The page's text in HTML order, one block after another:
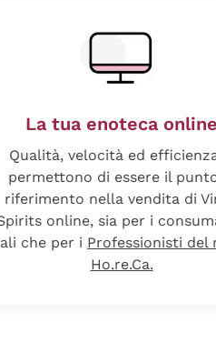
La tua enoteca online
Qualità, velocità ed
permettono di essere il
riferimento nella vendita di
online, sia per i
che per i Professionisti del
Ho.re.Ca.